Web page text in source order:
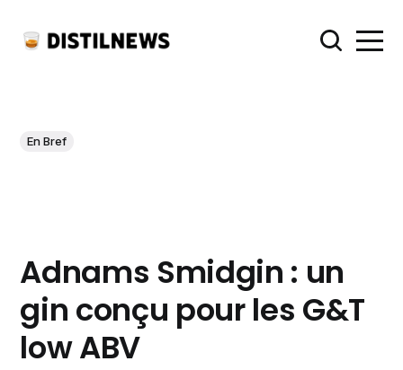
En Bref
Adnams Smidgin : un
gin conçu pour les G&T
low ABV